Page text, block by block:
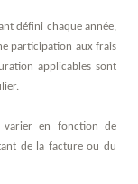
défini chaque année,
participation aux frais
applicables sont
en fonction de
de la facture ou du